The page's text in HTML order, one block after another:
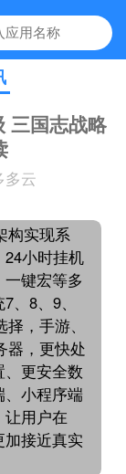
三国志战略
多云
构实现系
小时挂机
键宏等多
8、9、
，手游、
器，更快处
更安全数
、小程序端
用户在
加接近真实